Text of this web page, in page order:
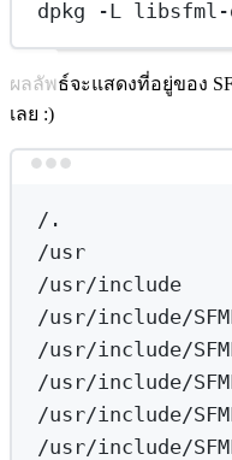
dpkg -L libsfml-
ผลลัพธ์จะแสดงที่อยู่ของ
เลย :)
/.
/usr
/usr/include
/usr/include/
/usr/include/
/usr/include/
/usr/include/
/usr/include/